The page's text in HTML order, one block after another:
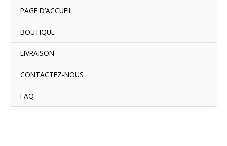
contenu
PAGE D’ACCUEIL
BOUTIQUE
LIVRAISON
CONTACTEZ-NOUS
FAQ